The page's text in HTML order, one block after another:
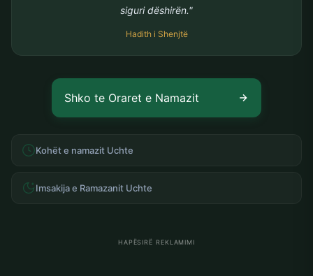
siguri dëshirën."
Hadith i Shenjtë
Shko te Oraret e Namazit
Kohët e namazit Uchte
Imsakija e Ramazanit Uchte
HAPËSIRË REKLAMIMI